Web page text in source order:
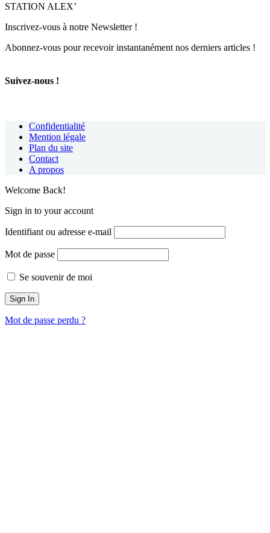
STATION ALEX’
Inscrivez-vous à notre Newsletter !
Abonnez-vous pour recevoir instantanément nos derniers articles !
Suivez-nous !
Confidentialité
Mention légale
Plan du site
Contact
A propos
Welcome Back!
Sign in to your account
Identifiant ou adresse e-mail
Mot de passe
Se souvenir de moi
Mot de passe perdu ?